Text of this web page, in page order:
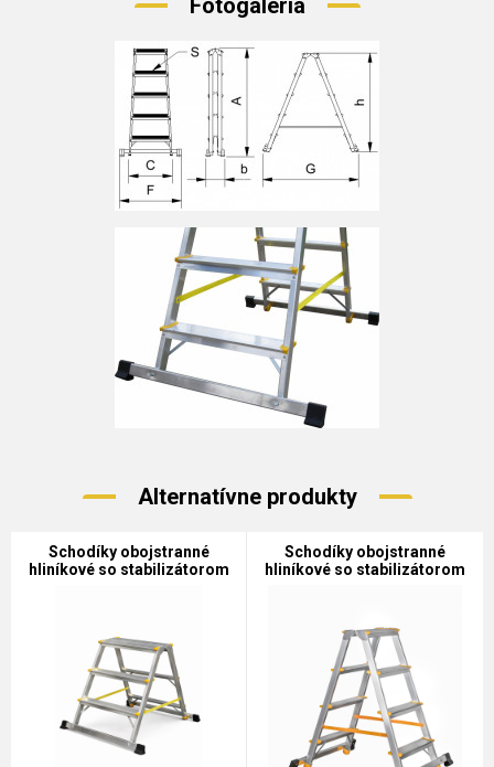
Fotogaléria
Alternatívne produkty
Schodíky obojstranné
hliníkové so stabilizátorom
Schodíky obojstranné
hliníkové so stabilizátorom